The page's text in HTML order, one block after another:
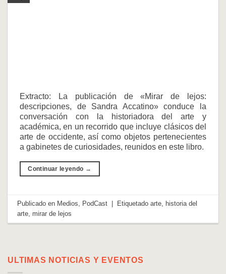
ULTIMAS NOTICIAS Y EVENTOS
Extracto: La publicación de «Mirar de lejos:
descripciones, de Sandra Accatino» conduce la
conversación con la historiadora del arte y
académica, en un recorrido que incluye clásicos del
arte de occidente, así como objetos pertenecientes
a gabinetes de curiosidades, reunidos en este libro.
Continuar leyendo →
Publicado en Medios PodCast Etiquetadoarte
historia del
arte mirar de lejos